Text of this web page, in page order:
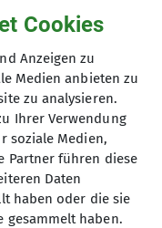
und
in der
Unsere
im
an.
auf den
Cookies
Anzeigen zu
Medien anbieten zu
zu analysieren.
Ihrer Verwendung
soziale Medien,
Partner führen diese
Daten
haben oder die sie
gesammelt haben.